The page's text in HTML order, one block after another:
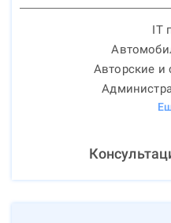
IT
Авторские